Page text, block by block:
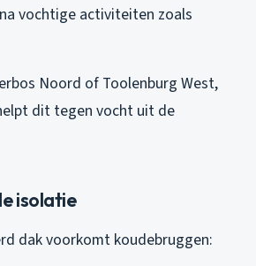
vochtige activiteiten zoals
Noord of Toolenburg West,
dit tegen vocht uit de
isolatie
dak voorkomt koudebruggen: